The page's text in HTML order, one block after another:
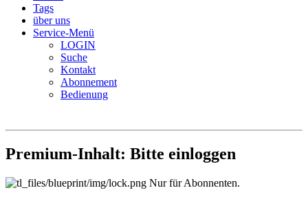
Tags
über uns
Service-Menü
LOGIN
Suche
Kontakt
Abonnement
Bedienung
Premium-Inhalt: Bitte einloggen
Nur für Abonnenten.